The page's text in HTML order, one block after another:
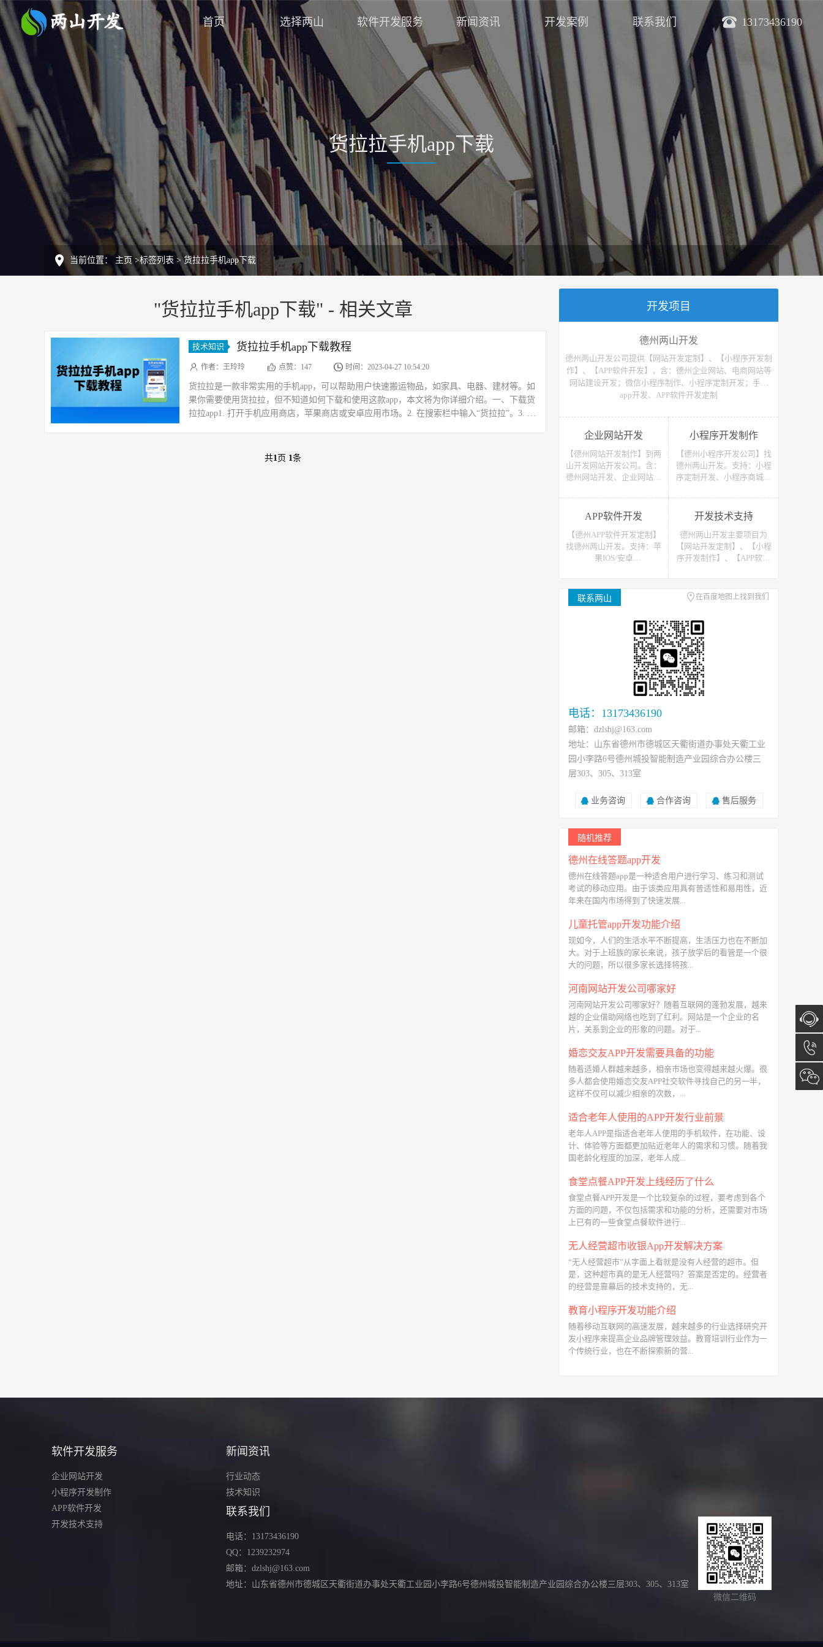
13173436190
首页 选择两山 软件开发服务 新闻资讯 开发案例 联系我们
货拉拉手机app下载
当前位置： 主页>标签列表 >货拉拉手机app下载
"货拉拉手机app下载" - 相关文章
技术知识 货拉拉手机app下载教程
作者：王玲玲 点赞：147 时间：2023-04-27 10:54:20
货拉拉是一款非常实用的手机app，可以帮助用户快速搬运物品，如家具、电器、建材等。如
果你需要使用货拉拉，但不知道如何下载和使用这款app，本文将为你详细介绍。一、下载货
拉拉app1. 打开手机应用商店，苹果商店或安卓应用市场。2. 在搜索栏中输入“货拉拉”。3. 点
共1页 1条
开发项目
德州两山开发
德州两山开发公司提供【网站开发定制】、【小程序开发制
作】、【APP软件开发】，含：德州企业网站、电商网站等
网站建设开发；微信小程序制作、小程序定制开发；手机
app开发、APP软件开发定制
企业网站开发
【德州网站开发制作】到两
山开发网站开发公司。含：
德州网站开发、企业网站开
务网站开发、网上商城网站
开发、网站建设开发等，网
站开发报价请联系我们
小程序开发制作
【德州小程序开发公司】找
德州两山开发。支持：小程
序定制开发、小程序商城开
音）小程序开发制作。获取
小程序开发教程、小程序开
发报价请联系我们
APP软件开发
【德州APP软件开发定制】
找德州两山开发。支持：苹
果IOS/安卓
APP、API开发、H5单页等
移动终端软件开发产品定
开发技术支持
德州两山开发主要项目为
【网站开发定制】、【小程
序开发制作】、【APP软件
发技术支援，可接如上相关
类数据、开发、运维、托管
联系两山 在百度地图上找到我们
电话：13173436190
邮箱：dzlshj@163.com
地址：山东省德州市德城区天衢街道办事处天衢工业
园小李路6号德州城投智能制造产业园综合办公楼三
层303、305、313室
业务咨询 合作咨询 售后服务
随机推荐
德州在线答题app开发
德州在线答题app是一种适合用户进行学习、练习和测试
考试的移动应用。由于该类应用具有普适性和易用性，近
年来在国内市场得到了快速发展...
儿童托管app开发功能介绍
现如今，人们的生活水平不断提高，生活压力也在不断加
大。对于上班族的家长来说，孩子放学后的看管是一个很
大的问题，所以很多家长选择将孩...
河南网站开发公司哪家好
河南网站开发公司哪家好？随着互联网的蓬勃发展，越来
越的企业借助网络也吃到了红利。网站是一个企业的名
片，关系到企业的形象的问题。对于...
婚恋交友APP开发需要具备的功能
随着适婚人群越来越多，相亲市场也变得越来越火爆。很
多人都会使用婚恋交友APP社交软件寻找自己的另一半，
这样不仅可以减少相亲的次数，...
适合老年人使用的APP开发行业前景
老年人APP是指适合老年人使用的手机软件，在功能、设
计、体验等方面都更加贴近老年人的需求和习惯。随着我
国老龄化程度的加深，老年人成...
食堂点餐APP开发上线经历了什么
食堂点餐APP开发是一个比较复杂的过程，要考虑到各个
方面的问题，不仅包括需求和功能的分析，还需要对市场
上已有的一些食堂点餐软件进行...
无人经营超市收银App开发解决方案
“无人经营超市”从字面上看就是没有人经营的超市。但
是，这种超市真的是无人经营吗？答案是否定的。经营者
的经营是靠幕后的技术支持的，无...
教育小程序开发功能介绍
随着移动互联网的高速发展，越来越多的行业选择研究开
发小程序来提高企业品牌管理效益。教育培训行业作为一
个传统行业，也在不断探索新的营...
软件开发服务
企业网站开发
小程序开发制作
APP软件开发
开发技术支持
新闻资讯
行业动态
技术知识
联系我们
电话：13173436190
QQ：1239232974
邮箱：dzlshj@163.com
地址：山东省德州市德城区天衢街道办事处天衢工业园小李路6号德州城投智能制造产业园综合办公楼三层303、305、313室
微信二维码
在线咨
询